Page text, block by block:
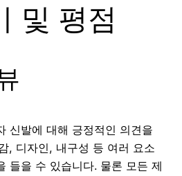
및 평점
신발에 대해 긍정적인 의견을
, 디자인, 내구성 등 여러 요소
들을 수 있습니다. 물론 모든 제